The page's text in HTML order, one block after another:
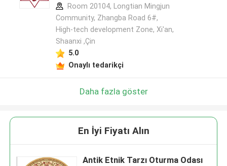
Room 20104, Longtian Mingjun
Community, Zhangba Road 6#,
High-tech development Zone, Xi'an,
Shaanxi ,Çin
5.0
Onaylı tedarikçi
Daha fazla göster
En İyi Fiyatı Alın
Antik Etnik Tarzı Oturma Odası